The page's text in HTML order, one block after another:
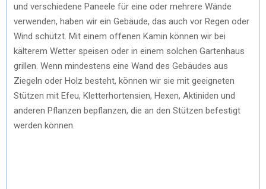
und verschiedene Paneele für eine oder mehrere Wände
verwenden, haben wir ein Gebäude, das auch vor Regen oder
Wind schützt. Mit einem offenen Kamin können wir bei
kälterem Wetter speisen oder in einem solchen Gartenhaus
grillen. Wenn mindestens eine Wand des Gebäudes aus
Ziegeln oder Holz besteht, können wir sie mit geeigneten
Stützen mit Efeu, Kletterhortensien, Hexen, Aktiniden und
anderen Pflanzen bepflanzen, die an den Stützen befestigt
werden können.